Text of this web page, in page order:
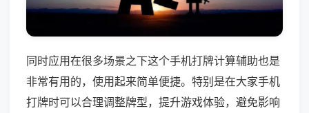
同时应用在很多场景之下这个手机打牌计算辅助也是
非常有用的，使用起来简单便捷。特别是在大家手机
打牌时可以合理调整牌型，提升游戏体验，避免影响